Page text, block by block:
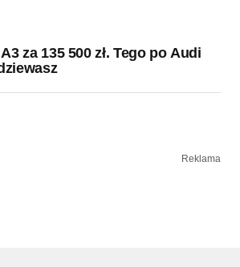
za 135 500 zł. Tego po Audi
Reklama